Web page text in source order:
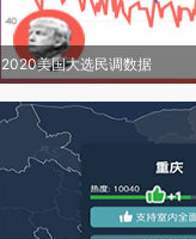
2020美国大选民调数据